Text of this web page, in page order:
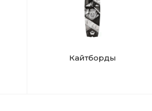
Кайтборды